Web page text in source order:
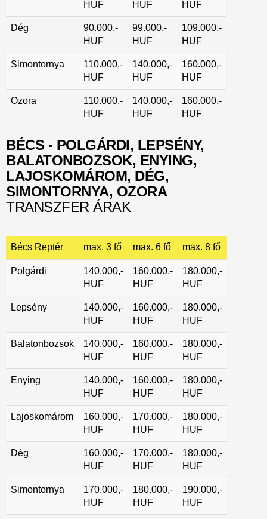
HUF HUF HUF
Dég
90.000,-
HUF
99.000,-
HUF
109.000,-
HUF
Simontornya
110.000,-
HUF
140.000,-
HUF
160.000,-
HUF
Ozora
110.000,-
HUF
140.000,-
HUF
160.000,-
HUF
BÉCS - POLGÁRDI, LEPSÉNY,
BALATONBOZSOK, ENYING,
LAJOSKOMÁROM, DÉG,
SIMONTORNYA, OZORA
TRANSZFER ÁRAK
Bécs Reptér max. 3 fő max. 6 fő max. 8 fő
Polgárdi
140.000,-
HUF
160.000,-
HUF
180.000,-
HUF
Lepsény
140.000,-
HUF
160.000,-
HUF
180.000,-
HUF
Balatonbozsok
140.000,-
HUF
160.000,-
HUF
180.000,-
HUF
Enying
140.000,-
HUF
160.000,-
HUF
180.000,-
HUF
Lajoskomárom
160.000,-
HUF
170.000,-
HUF
180.000,-
HUF
Dég
160.000,-
HUF
170.000,-
HUF
180.000,-
HUF
Simontornya
170.000,-
HUF
180.000,-
HUF
190.000,-
HUF